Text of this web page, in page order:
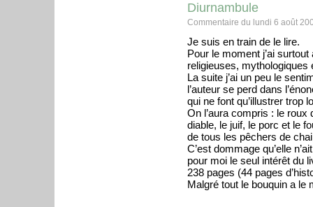
Diurnambule
Commentaire du lundi 6 août
Je suis en train de le lire.
Pour le moment j’ai
religieuses,
La suite j’ai un peu le
l’auteur se perd dans
qui ne font qu’illustrer trop
On l’aura compris : le
diable, le juif, le porc et le
de tous les pêchers de
C’est dommage qu’elle
pour moi le seul intérêt du
238 pages (44 pages
Malgré tout le bouquin a le